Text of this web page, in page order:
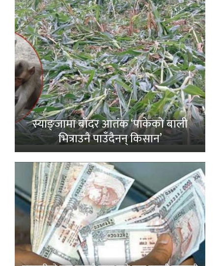
स्याङ्जामा बाँदर आतंक ‘पाकेको बाली
भित्राउनै पाउँदैनन् किसान’